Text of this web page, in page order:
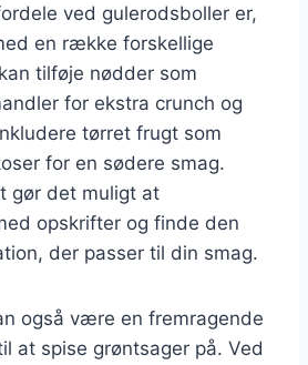
ved gulerodsboller er,
en række forskellige
tilføje nødder som
for ekstra crunch og
tørret frugt som
for en sødere smag.
gør det muligt at
opskrifter og finde den
der passer til din smag.
også være en fremragende
at spise grøntsager på. Ved